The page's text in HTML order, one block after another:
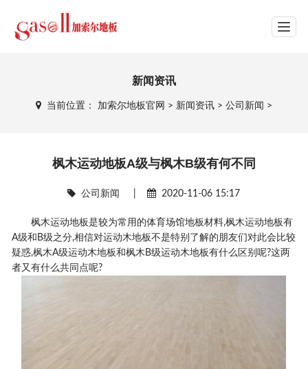
网站导航
新闻资讯
当前位置： 加索尔地板官网 > 新闻资讯> 公司新闻 >
枫木运动地板A级与枫木B级有何不同
公司新闻 2020-11-06 15:17
枫木运动地板是较为常用的体育场馆地板材料,枫木运动地板有
A级和B级之分,相信对运动木地板不是特别了解的朋友们对此会比较
疑惑,枫木A级运动木地板和枫木B级运动木地板有什么区别呢?这两
者又有什么共同点呢?